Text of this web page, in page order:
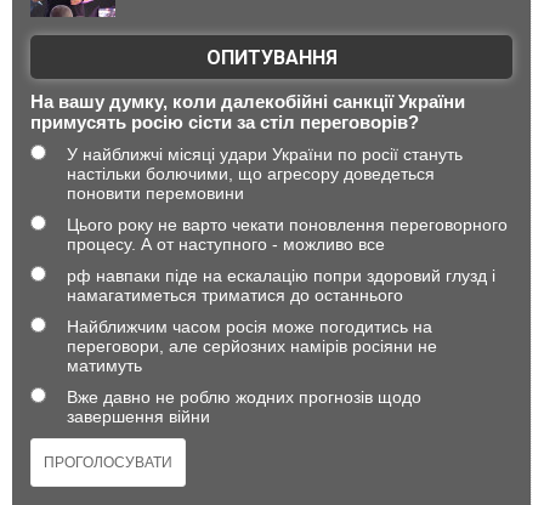
ОПИТУВАННЯ
На вашу думку, коли далекобійні санкції України
примусять росію сісти за стіл переговорів?
У найближчі місяці удари України по росії стануть
настільки болючими, що агресору доведеться
поновити перемовини
Цього року не варто чекати поновлення переговорного
процесу. А от наступного - можливо все
рф навпаки піде на ескалацію попри здоровий глузд і
намагатиметься триматися до останнього
Найближчим часом росія може погодитись на
переговори, але серйозних намірів росіяни не
матимуть
Вже давно не роблю жодних прогнозів щодо
завершення війни